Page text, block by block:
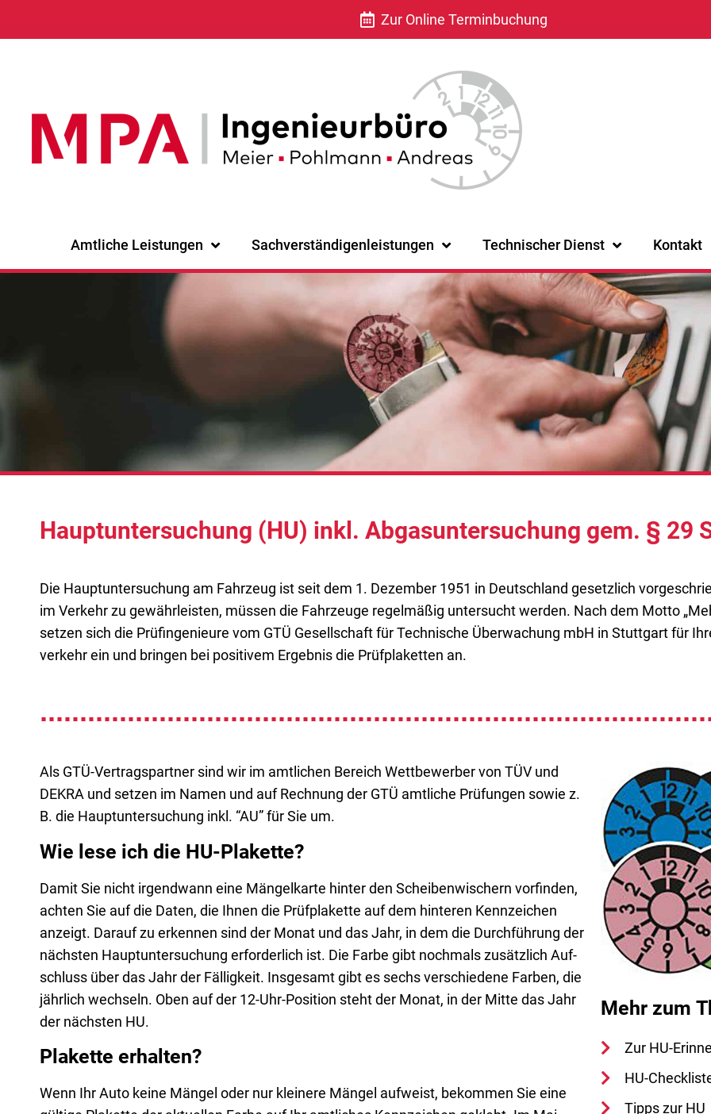
Zur Online Terminbuchung
Amtliche Leistungen Sachverständigenleistungen Technischer Dienst Kontakt
Hauptuntersuchung (HU) inkl. Abgasuntersuchung gem. § 29
Die Haupt­un­ter­su­chung am Fahr­zeug ist seit dem 1. Dezem­ber 1951 in Deutsch­land gesetz­lich
im Ver­kehr zu gewähr­leis­ten, müs­sen die Fahr­zeu­ge regel­mä­ßig unter­sucht wer­den. Nach dem Mot­to
set­zen sich die Prüf­in­ge­nieu­re vom GTÜ Gesell­schaft für Tech­ni­sche Über­wa­chung mbH in Stutt­gart für
ver­kehr ein und brin­gen bei posi­ti­vem Ergeb­nis die Prüf­pla­ket­ten an.
Als GTÜ-Ver­trags­part­ner sind wir im amt­li­chen Bereich Wett­be­wer­ber von TÜV und
DEKRA und set­zen im Namen und auf Rech­nung der GTÜ amt­li­che Prü­fun­gen sowie z.
B. die Haupt­un­ter­su­chung inkl. “AU” für Sie um.
Wie lese ich die HU-Plakette?
Damit Sie nicht irgend­wann eine Män­gel­kar­te hin­ter den Schei­ben­wi­schern vor­fin­den,
ach­ten Sie auf die Daten, die Ihnen die Prüf­pla­ket­te auf dem hin­te­ren Kenn­zei­chen
anzeigt. Dar­auf zu erken­nen sind der Monat und das Jahr, in dem die Durch­füh­rung der
nächs­ten Haupt­un­ter­su­chung erfor­der­lich ist. Die Far­be gibt noch­mals zusätz­lich Auf­
schluss über das Jahr der Fäl­lig­keit. Ins­ge­samt gibt es sechs ver­schie­de­ne Far­ben, die
jähr­lich wech­seln. Oben auf der 12-Uhr-Posi­ti­on steht der Monat, in der Mit­te das Jahr
der nächs­ten HU.
Plakette erhalten?
Wenn Ihr Auto kei­ne Män­gel oder nur klei­ne­re Män­gel auf­weist, bekom­men Sie eine
Mehr zum
Zur HU-
HU-
Tipps zur HU